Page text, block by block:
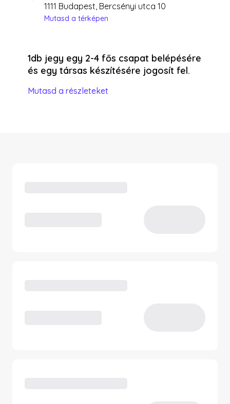
1111 Budapest, Bercsényi utca 10
Mutasd a térképen
1db jegy egy 2-4 fős csapat belépésére
és egy társas készítésére jogosít fel.
Mutasd a részleteket